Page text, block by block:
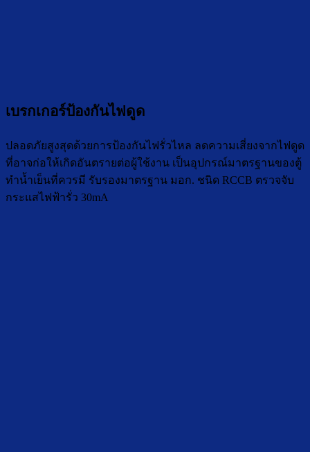
เบรกเกอร์ป้องกันไฟดูด
ปลอดภัยสูงสุดด้วยการป้องกันไฟรั่วไหล ลดความเสี่ยงจากไฟดูด
ที่อาจก่อให้เกิดอันตรายต่อผู้ใช้งาน เป็นอุปกรณ์มาตรฐานของตู้
ทำน้ำเย็นที่ควรมี รับรองมาตรฐาน มอก. ชนิด RCCB ตรวจจับ
กระแสไฟฟ้ารั่ว 30mA